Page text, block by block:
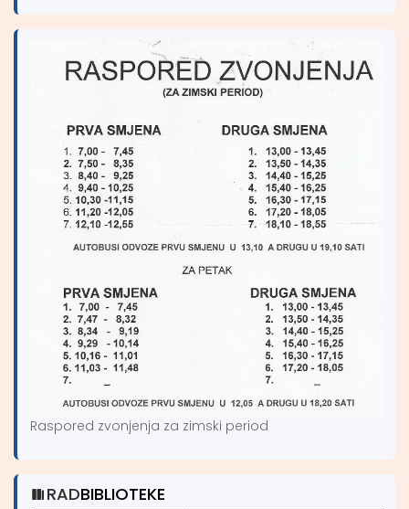
Raspored zvonjenja za zimski period
RADBIBLIOTEKE